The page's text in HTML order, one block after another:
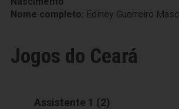
Nome completo: Ediney Guerreiro
Jogos do Ceará
Assistente 1 (2)